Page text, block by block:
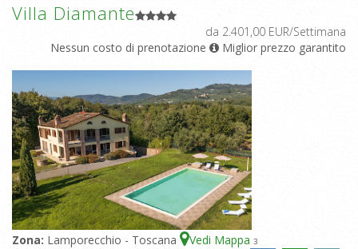
Villa Diamante
da 2.401,00 EUR/Settimana
Nessun costo di prenotazione
Miglior prezzo garantito
Zona: Lamporecchio - Toscana Vedi Mappa 3